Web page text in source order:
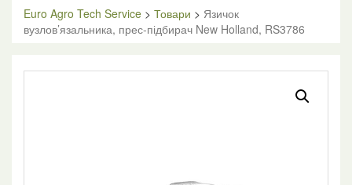
Euro Agro Tech Service > Товари > Язичок
вузлов’язальника, прес-підбирач New Holland, RS3786